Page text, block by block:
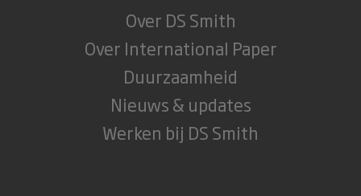
Over DS Smith
Over International Paper
Duurzaamheid
Nieuws & updates
Werken bij DS Smith